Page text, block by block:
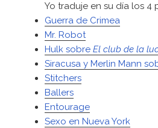
Yo traduje en su día los 4
Guerra de Crimea
Mr. Robot
Hulk sobreEl club de la
Siracusa y Merlin Mann
Stitchers
Ballers
Entourage
Sexo en Nueva York